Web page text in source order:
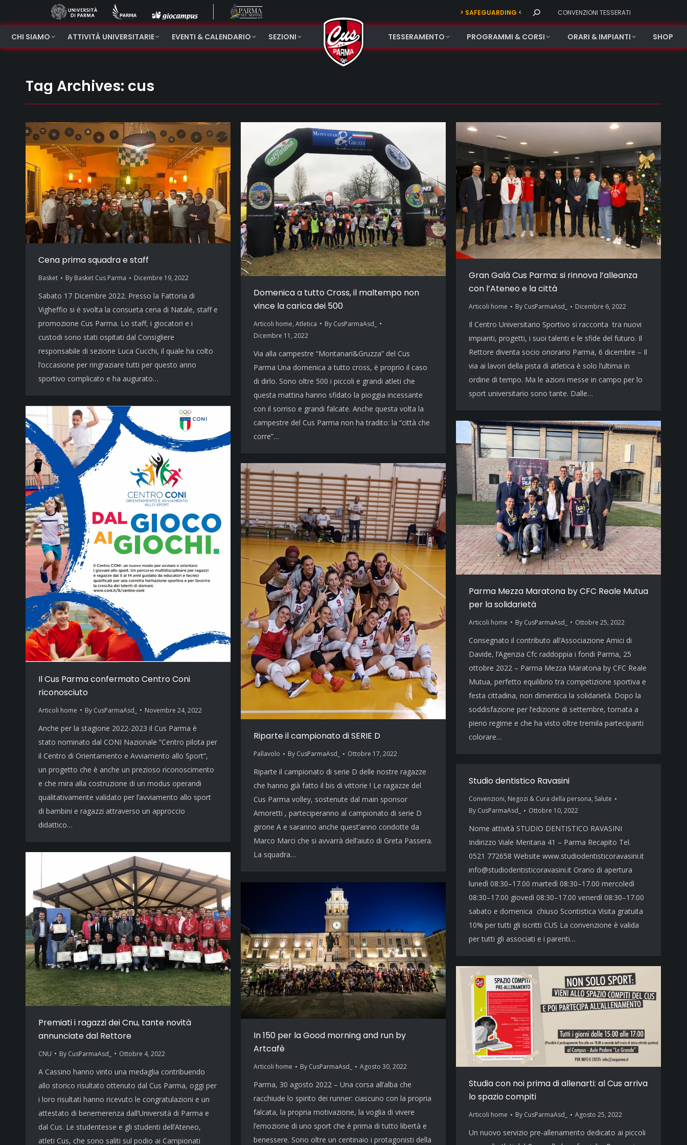
> SAFEGUARDING < Search: CONVENZIONI TESSERATI
CHI SIAMO ATTIVITÀ UNIVERSITARIE EVENTI & CALENDARIO SEZIONI TESSERAMENTO PROGRAMMI & CORSI ORARI & IMPIANTI SHOP
Tag Archives: cus
Cena prima squadra e staff
Basket By Basket Cus Parma Dicembre 19, 2022
Sabato 17 Dicembre 2022. Presso la Fattoria di
Vigheffio si è svolta la consueta cena di Natale, staff e
promozione Cus Parma. Lo staff, i giocatori e i
custodi sono stati ospitati dal Consigliere
responsabile di sezione Luca Cucchi, il quale ha colto
l’occasione per ringraziare tutti per questo anno
sportivo complicato e ha augurato…
Domenica a tutto Cross, il maltempo non
vince la carica dei 500
Articoli home, Atletica By CusParmaAsd_
Dicembre 11, 2022
Via alla campestre “Montanari&Gruzza” del Cus
Parma Una domenica a tutto cross, è proprio il caso
di dirlo. Sono oltre 500 i piccoli e grandi atleti che
questa mattina hanno sfidato la pioggia incessante
con il sorriso e grandi falcate. Anche questa volta la
campestre del Cus Parma non ha tradito: la “città che
corre”…
Gran Galà Cus Parma: si rinnova l’alleanza
con l’Ateneo e la città
Articoli home By CusParmaAsd_ Dicembre 6, 2022
Il Centro Universitario Sportivo si racconta tra nuovi
impianti, progetti, i suoi talenti e le sfide del futuro. Il
Rettore diventa socio onorario Parma, 6 dicembre – Il
via ai lavori della pista di atletica è solo l’ultima in
ordine di tempo. Ma le azioni messe in campo per lo
sport universitario sono tante. Dalle…
Il Cus Parma confermato Centro Coni
riconosciuto
Articoli home By CusParmaAsd_ Novembre 24, 2022
Anche per la stagione 2022-2023 il Cus Parma è
stato nominato dal CONI Nazionale “Centro pilota per
il Centro di Orientamento e Avviamento allo Sport“,
un progetto che è anche un prezioso riconoscimento
e che mira alla costruzione di un modus operandi
qualitativamente validato per l’avviamento allo sport
di bambini e ragazzi attraverso un approccio
didattico…
Parma Mezza Maratona by CFC Reale Mutua
per la solidarietà
Articoli home By CusParmaAsd_ Ottobre 25, 2022
Consegnato il contributo all’Associazione Amici di
Davide, l’Agenzia Cfc raddoppia i fondi Parma, 25
ottobre 2022 – Parma Mezza Maratona by CFC Reale
Mutua, perfetto equilibrio tra competizione sportiva e
festa cittadina, non dimentica la solidarietà. Dopo la
soddisfazione per l’edizione di settembre, tornata a
pieno regime e che ha visto oltre tremila partecipanti
colorare…
Riparte il campionato di SERIE D
Pallavolo By CusParmaAsd_ Ottobre 17, 2022
Riparte il campionato di serie D delle nostre ragazze
che hanno già fatto il bis di vittorie ! Le ragazze del
Cus Parma volley, sostenute dal main sponsor
Amoretti , parteciperanno al campionato di serie D
girone A e saranno anche quest’anno condotte da
Marco Marci che si avvarrà dell’aiuto di Greta Passera.
La squadra…
Studio dentistico Ravasini
Convenzioni, Negozi & Cura della persona, Salute
By CusParmaAsd_ Ottobre 10, 2022
Nome attività STUDIO DENTISTICO RAVASINI
Indirizzo Viale Mentana 41 – Parma Recapito Tel.
0521 772658 Website www.studiodentisticoravasini.it
info@studiodentisticoravasini.it Orario di apertura
lunedì 08:30–17.00 martedì 08:30–17.00 mercoledì
08:30–17.00 giovedì 08:30–17.00 venerdì 08:30–17.00
sabato e domenica chiuso Scontistica Visita gratuita
10% per tutti gli iscritti CUS La convenzione è valida
per tutti gli associati e i parenti…
Premiati i ragazzi dei Cnu, tante novità
annunciate dal Rettore
CNU By CusParmaAsd_ Ottobre 4, 2022
A Cassino hanno vinto una medaglia contribuendo
allo storico risultato ottenuto dal Cus Parma, oggi per
i loro risultati hanno ricevuto le congratulazioni e un
attestato di benemerenza dall’Università di Parma e
dal Cus. Le studentesse e gli studenti dell’Ateneo,
atleti Cus, che sono saliti sul podio ai Campionati
In 150 per la Good morning and run by
Artcafè
Articoli home By CusParmaAsd_ Agosto 30, 2022
Parma, 30 agosto 2022 – Una corsa all’alba che
racchiude lo spirito dei runner: ciascuno con la propria
falcata, la propria motivazione, la voglia di vivere
l’emozione di uno sport che è prima di tutto libertà e
benessere. Sono oltre un centinaio i protagonisti della
Studia con noi prima di allenarti: al Cus arriva
lo spazio compiti
Articoli home By CusParmaAsd_ Agosto 25, 2022
Un nuovo servizio pre-allenamento dedicato ai piccoli